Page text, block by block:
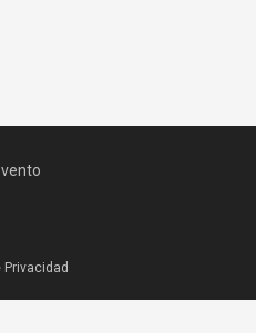
Privacidad